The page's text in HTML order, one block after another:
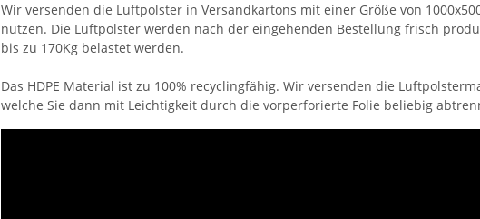
Wir versenden die Luftpolster in Versandkartons mit einer Größe von
nutzen. Die Luftpolster werden nach der eingehenden Bestellung frisch
bis zu 170Kg belastet werden.
Das HDPE Material ist zu 100% recyclingfähig. Wir versenden die
welche Sie dann mit Leichtigkeit durch die vorperforierte Folie beliebig